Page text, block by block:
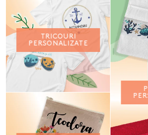
TRICOURI
PERSONALIZATE